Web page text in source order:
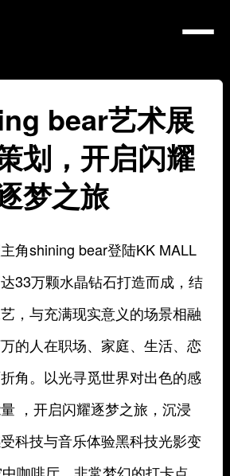
bear艺术展
划，开启闪耀
梦之旅
角shining bear登陆KK MALL
33万颗水晶钻石打造而成，结
，与充满现实意义的场景相融
的人在职场、家庭、生活、恋
角。以光寻觅世界对出色的感
，开启闪耀逐梦之旅，沉浸
科技与音乐体验黑科技光影变